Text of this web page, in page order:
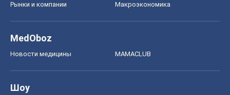
Рынки и компании Mакроэкономика
MedOboz
Новости медицины MAMACLUB
Шоу